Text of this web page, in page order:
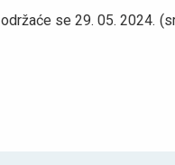
se 29. 05. 2024.